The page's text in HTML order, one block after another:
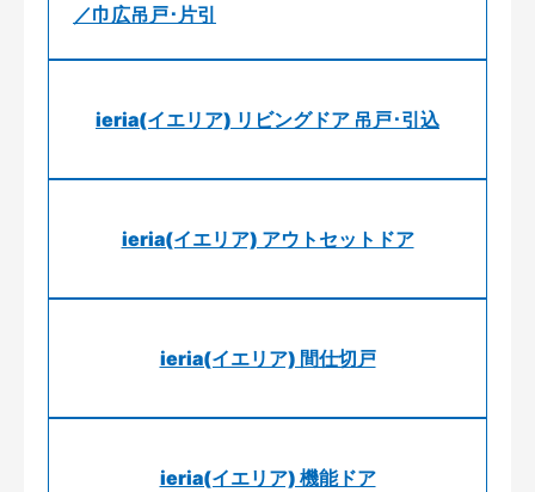
／巾広吊戸･片引
ieria(イエリア) リビングドア 吊戸･引込
ieria(イエリア) アウトセットドア
ieria(イエリア) 間仕切戸
ieria(イエリア) 機能ドア